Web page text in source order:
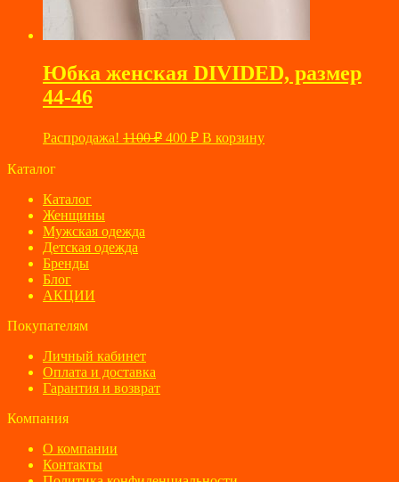
Юбка женская DIVIDED, размер
44-46
Распродажа! 1100₽ Первоначальная
400 ₽Текущая
цена:
В корзину
Каталог
Каталог
Женщины
Мужская одежда
Детская одежда
Бренды
Блог
АКЦИИ
Покупателям
Личный кабинет
Оплата и доставка
Гарантия и возврат
Компания
О компании
Контакты